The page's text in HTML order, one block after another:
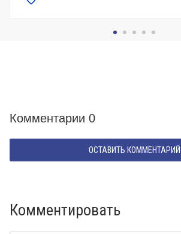
Комментарии 0
ОСТАВИТЬ КОММЕНТАРИЙ
Комментировать